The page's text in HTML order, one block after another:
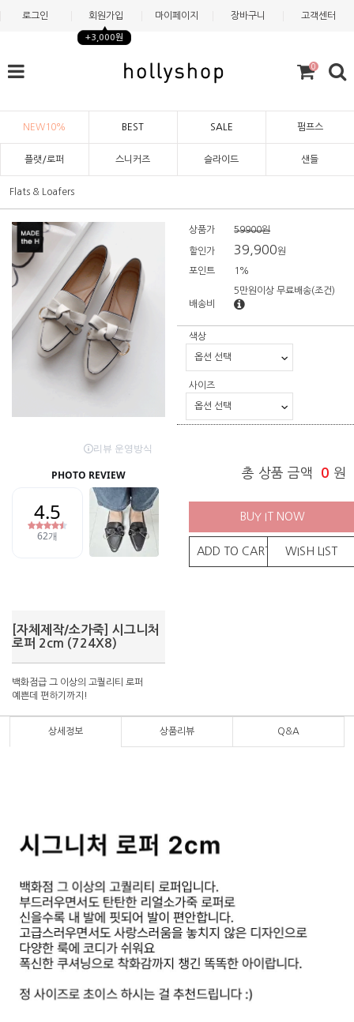
로그인 회원가입
+3,000원
마이페이지 장바구니 고객센터
0
NEW10% BEST SALE 펌프스
플랫/로퍼 스니커즈 슬라이드 샌들
Flats & Loafers
[자체제작/소가죽] 시그니처
로퍼 2cm (724X8)
백화점급 그 이상의 고퀄리티 로퍼
예쁜데 편하기까지!
상품가 59900원
할인가 39,900원
포인트 1%
배송비
5만원이상 무료배송(조건)
색상
사이즈
총 상품 금액 0 원
BUY IT NOW
ADD TO CART WISH LIST
상세정보 상품리뷰 Q&A